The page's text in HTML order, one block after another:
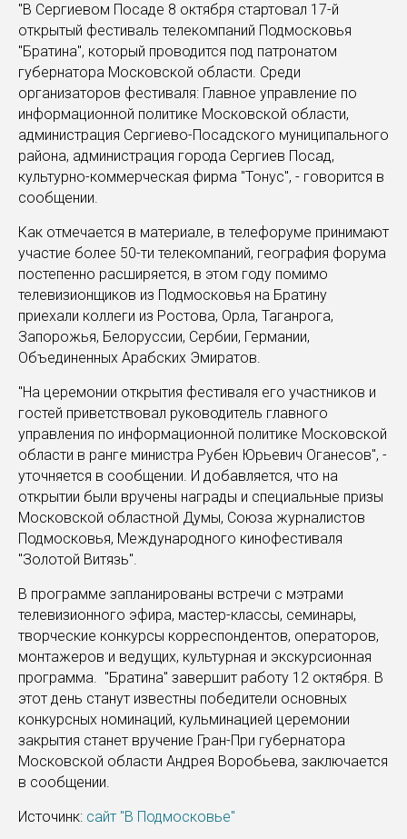
"В Сергиевом Посаде 8 октября стартовал 17-й
открытый фестиваль телекомпаний Подмосковья
"Братина", который проводится под патронатом
губернатора Московской области. Среди
организаторов фестиваля: Главное управление по
информационной политике Московской области,
администрация Сергиево-Посадского муниципального
района, администрация города Сергиев Посад,
культурно-коммерческая фирма "Тонус", - говорится в
сообщении.
Как отмечается в материале, в телефоруме принимают
участие более 50-ти телекомпаний, география форума
постепенно расширяется, в этом году помимо
телевизионщиков из Подмосковья на Братину
приехали коллеги из Ростова, Орла, Таганрога,
Запорожья, Белоруссии, Сербии, Германии,
Объединенных Арабских Эмиратов.
"На церемонии открытия фестиваля его участников и
гостей приветствовал руководитель главного
управления по информационной политике Московской
области в ранге министра Рубен Юрьевич Оганесов", -
уточняется в сообщении. И добавляется, что на
открытии были вручены награды и специальные призы
Московской областной Думы, Союза журналистов
Подмосковья, Международного кинофестиваля
"Золотой Витязь".
В программе запланированы встречи с мэтрами
телевизионного эфира, мастер-классы, семинары,
творческие конкурсы корреспондентов, операторов,
монтажеров и ведущих, культурная и экскурсионная
программа. "Братина" завершит работу 12 октября. В
этот день станут известны победители основных
конкурсных номинаций, кульминацией церемонии
закрытия станет вручение Гран-При губернатора
Московской области Андрея Воробьева, заключается
в сообщении.
Источинк: сайт "В Подмосковье"